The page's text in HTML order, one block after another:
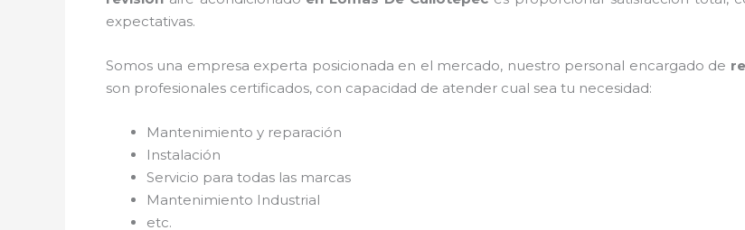
expectativas.
Somos una empresa experta posicionada en el mercado, nuestro personal encargado de
son profesionales certificados, con capacidad de atender cual sea tu necesidad:
Mantenimiento y reparación
Instalación
Servicio para todas las marcas
Mantenimiento Industrial
etc.